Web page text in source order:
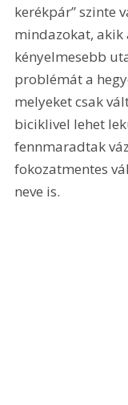
kerékpár” szinte
mindazokat, akik
kényelmesebb
problémát a
melyeket csak
biciklivel lehet
fennmaradtak
fokozatmentes
neve is.